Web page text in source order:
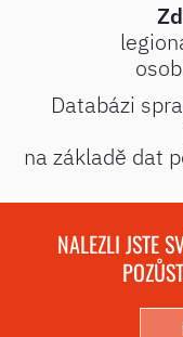
Databázi
na základě dat
NALEZLI JSTE